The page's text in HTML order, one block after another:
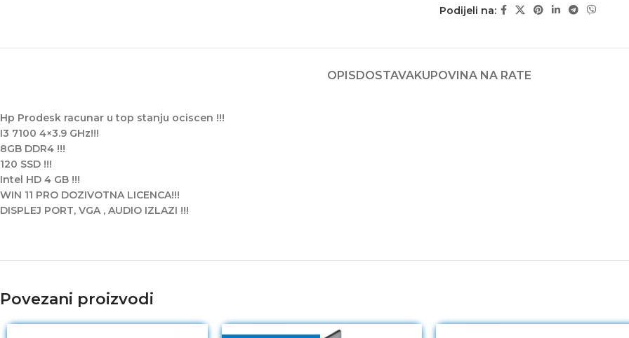
Podijeli na:
OPISDOSTAVAKUPOVINA NA RATE
Hp Prodesk racunar u top stanju ociscen !!!
I3 7100 4×3.9 GHz!!!
8GB DDR4 !!!
120 SSD !!!
Intel HD 4 GB !!!
WIN 11 PRO DOZIVOTNA LICENCA!!!
DISPLEJ PORT, VGA , AUDIO IZLAZI !!!
Povezani proizvodi